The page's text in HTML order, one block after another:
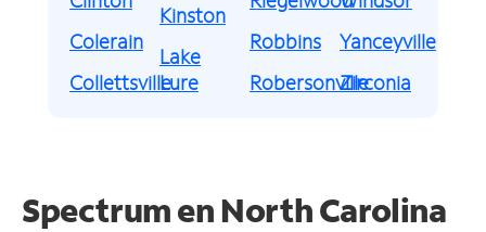
Colerain
Collettsville
Kinston
Lake
Lure
Robbins
Robersonville
Yanceyville
Zirconia
Spectrum en North Carolina